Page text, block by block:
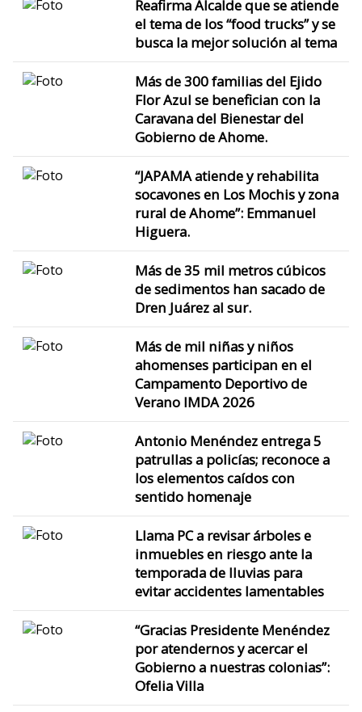
Reafirma Alcalde que se atiende
el tema de los “food trucks” y se
busca la mejor solución al tema
Más de 300 familias del Ejido
Flor Azul se benefician con la
Caravana del Bienestar del
Gobierno de Ahome.
“JAPAMA atiende y rehabilita
socavones en Los Mochis y zona
rural de Ahome”: Emmanuel
Higuera.
Más de 35 mil metros cúbicos
de sedimentos han sacado de
Dren Juárez al sur.
Más de mil niñas y niños
ahomenses participan en el
Campamento Deportivo de
Verano IMDA 2026
Antonio Menéndez entrega 5
patrullas a policías; reconoce a
los elementos caídos con
sentido homenaje
Llama PC a revisar árboles e
inmuebles en riesgo ante la
temporada de lluvias para
evitar accidentes lamentables
“Gracias Presidente Menéndez
por atendernos y acercar el
Gobierno a nuestras colonias”:
Ofelia Villa